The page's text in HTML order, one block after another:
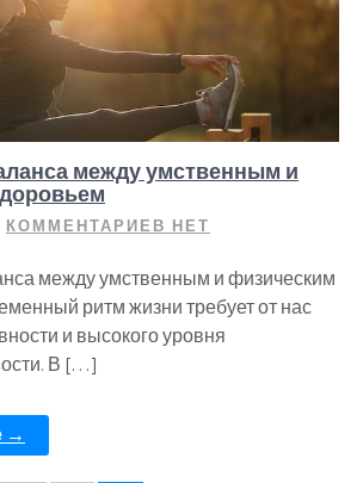
между умственным и
КОММЕНТАРИЕВ НЕТ
между умственным и физическим
ритм жизни требует от нас
и высокого уровня
В […]
→